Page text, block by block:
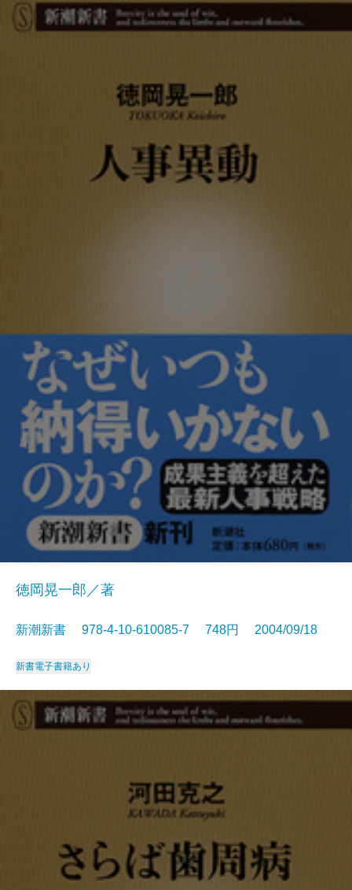
徳岡晃一郎／著
新潮新書 978-4-10-610085-7 748円 2004/09/18
新書電子書籍あり